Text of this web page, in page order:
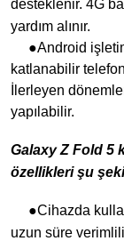
desteklenir. 4G
yardım alınır.
●Android
katlanabilir
İlerleyen
yapılabilir.
Galaxy Z Fold 5
özellikleri şu
●Cihazda
uzun süre